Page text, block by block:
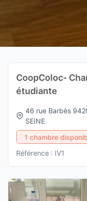
CoopColoc-
étudiante
46 rue Barbès
SEINE
1 chambre
Référence : IV1